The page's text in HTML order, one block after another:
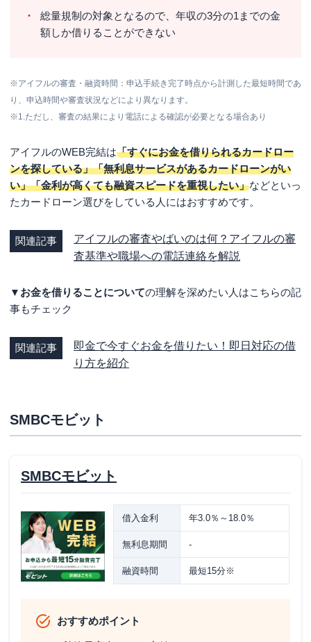
総量規制の対象となるので、年収の3分の1までの金
額しか借りることができない
※アイフルの審査・融資時間：申込手続き完了時点から計測した最短時間であ
り、申込時間や審査状況などにより異なります。
※1.ただし、審査の結果により電話による確認が必要となる場合あり
アイフルのWEB完結は「すぐにお金を借りられるカードロー
ンを探している」「無利息サービスがあるカードローンがい
い」「金利が高くても融資スピードを重視したい」などといっ
たカードローン選びをしている人にはおすすめです。
関連記事
アイフルの審査やばいのは何？アイフルの審
査基準や職場への電話連絡を解説
▼お金を借りることについての理解を深めたい人はこちらの記
事もチェック
関連記事
即金で今すぐお金を借りたい！即日対応の借
り方を紹介
SMBCモビット
SMBCモビット
借入金利 年3.0％～18.0％
無利息期間 -
融資時間 最短15分※
おすすめポイント